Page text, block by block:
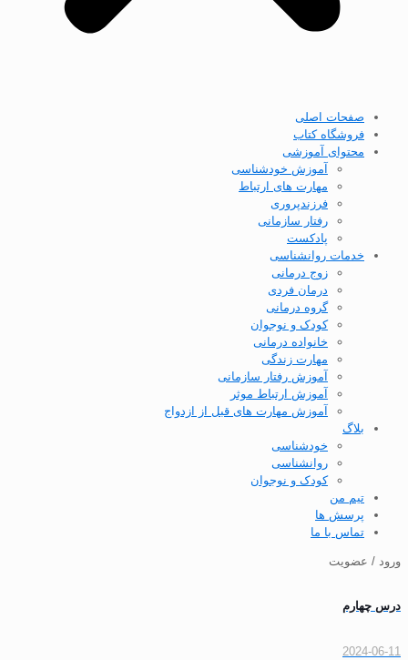
صفحات اصلی
فروشگاه کتاب
محتوای آموزشی
آموزش خودشناسی
مهارت های ارتباط
فرزندپروری
رفتار سازمانی
پادکست
خدمات روانشناسی
زوج درمانی
درمان فردی
گروه درمانی
کودک و نوجوان
خانواده درمانی
مهارت زندگی
آموزش رفتار سازمانی
آموزش ارتباط موثر
آموزش مهارت های قبل از ازدواج
بلاگ
خودشناسی
روانشناسی
کودک و نوجوان
تیم من
پرسش ها
تماس با ما
ورود / عضویت
درس چهارم
2024-06-11